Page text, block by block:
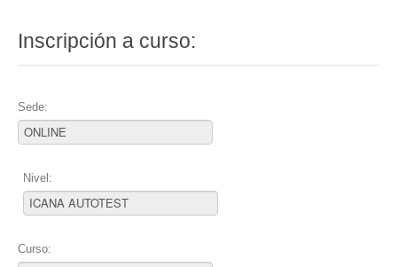
Inscripción a curso:
Sede:
Nivel:
Curso: